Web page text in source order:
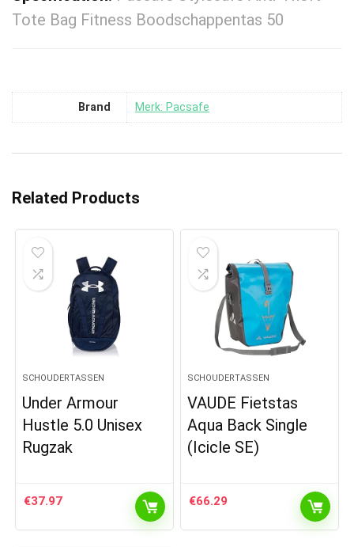
Tote Bag Fitness Boodschappentas 50
Brand Merk: Pacsafe
Related Products
SCHOUDERTASSEN
Under Armour
Hustle 5.0 Unisex
Rugzak
€37.97
SCHOUDERTASSEN
VAUDE Fietstas
Aqua Back Single
(Icicle SE)
€66.29